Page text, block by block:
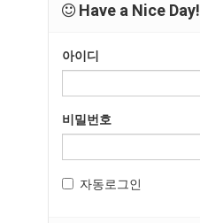
Have a Nice Day!
아이디
비밀번호
자동로그인